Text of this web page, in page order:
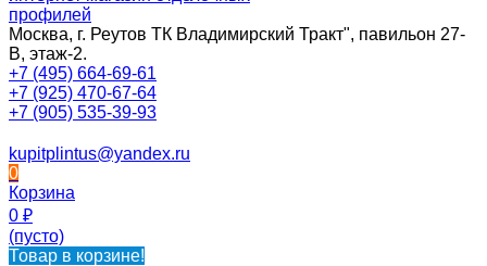
Москва, г. Реутов ТК Владимирский Тракт", павильон 27-
В, этаж-2.
+7 (495) 664-69-61
+7 (925) 470-67-64
+7 (905) 535-39-93
kupitplintus@yandex.ru
0
Корзина
0 ₽
(пусто)
Товар в корзине!